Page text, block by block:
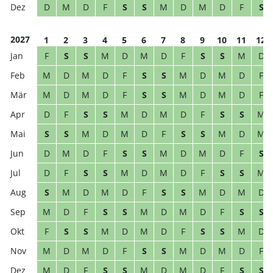
D
M D F S S M D M D F S
2027 1 2 3 4 5 6 7 8 9 10 11
12
F
S S M D M D F S S M
D
M
D M D F S S M D M D
F
M
D M D F S S M D M D
F
D
F S S M D M D F S S
M
S
S M D M D F S S M D
M
D
M D F S S M D M D F
S
D
F S S M D M D F S S
M
S
M D M D F S S M D M
D
M
D F S S M D M D F S
S
F
S S M D M D F S S M
D
M
D M D F S S M D M D
F
M
D F S S M D M D F S S